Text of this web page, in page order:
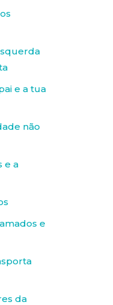
e a tua
não
e a
e
da